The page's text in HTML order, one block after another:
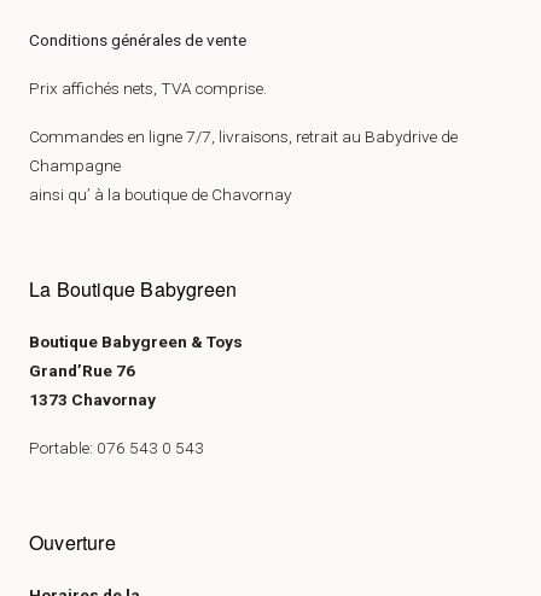
Conditions générales de vente
Prix affichés nets, TVA comprise.
Commandes en ligne 7/7, livraisons, retrait au Babydrive de
Champagne
ainsi qu’ à la boutique de Chavornay
La Boutique Babygreen
Boutique Babygreen & Toys
Grand’Rue 76
1373 Chavornay
Portable: 076 543 0 543
Ouverture